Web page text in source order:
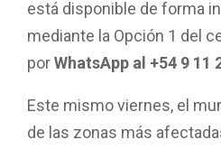
está disponible de forma
mediante la Opción 1 del
porWhatsApp al +54 9 11
Este mismo viernes, el
de las zonas más